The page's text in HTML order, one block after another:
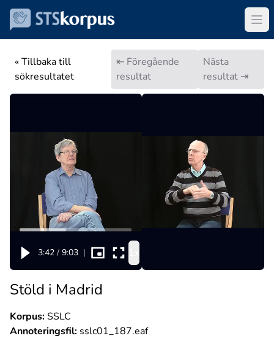
« Tillbaka till
sökresultatet
⇤ Föregående
resultat
Nästa
resultat ⇥
3:42 / 9:03 |
Stöld i Madrid
Korpus:SSLC
Annoteringsfil: sslc01_187.eaf